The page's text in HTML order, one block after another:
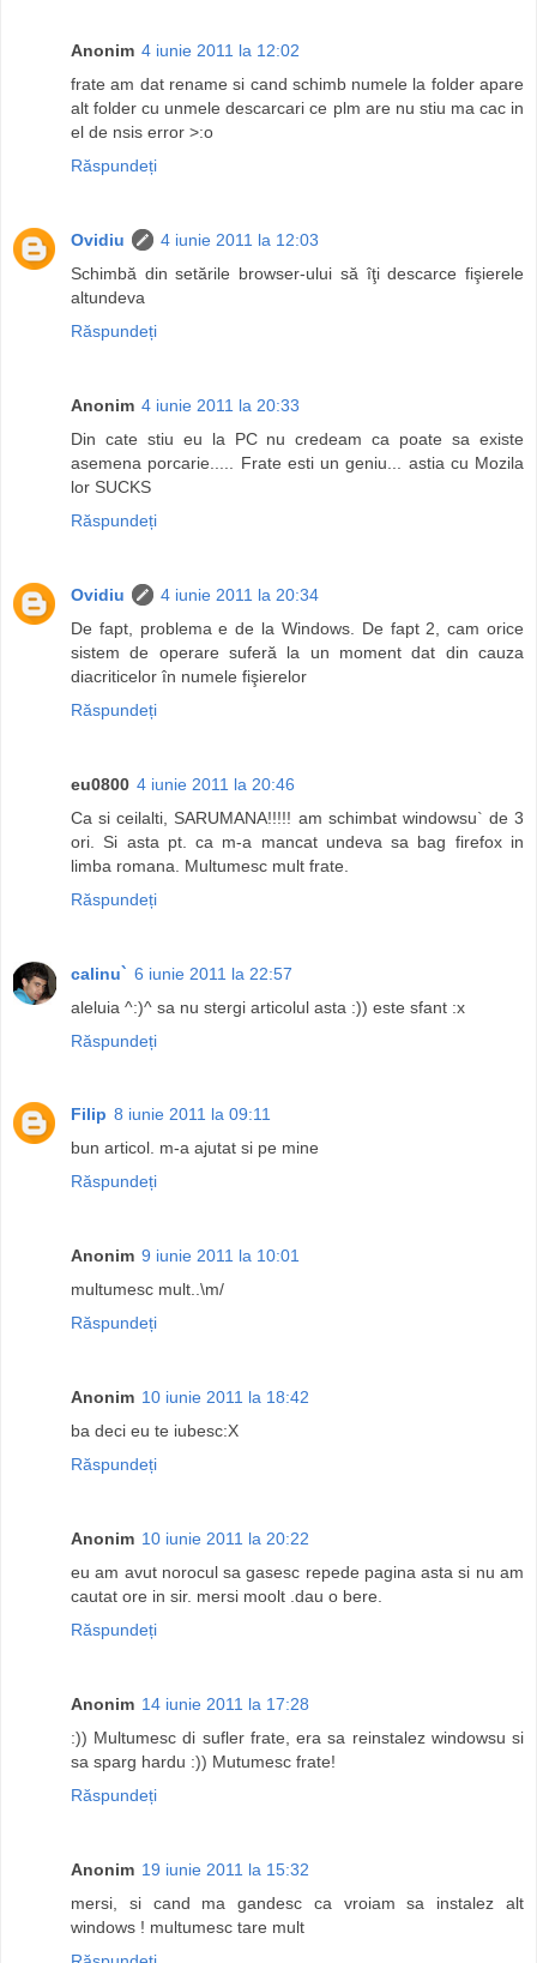
Anonim 4 iunie 2011 la 12:02
frate am dat rename si cand schimb numele la folder apare
alt folder cu unmele descarcari ce plm are nu stiu ma cac in
el de nsis error >:o
Răspundeți
Ovidiu
4 iunie 2011 la 12:03
Schimbă din setările browser-ului să îţi descarce fişierele
altundeva
Răspundeți
Anonim 4 iunie 2011 la 20:33
Din cate stiu eu la PC nu credeam ca poate sa existe
asemena porcarie..... Frate esti un geniu... astia cu Mozila
lor SUCKS
Răspundeți
Ovidiu
4 iunie 2011 la 20:34
De fapt, problema e de la Windows. De fapt 2, cam orice
sistem de operare suferă la un moment dat din cauza
diacriticelor în numele fişierelor
Răspundeți
eu0800 4 iunie 2011 la 20:46
Ca si ceilalti, SARUMANA!!!!! am schimbat windowsu` de 3
ori. Si asta pt. ca m-a mancat undeva sa bag firefox in
limba romana. Multumesc mult frate.
Răspundeți
calinu` 6 iunie 2011 la 22:57
aleluia ^:)^ sa nu stergi articolul asta :)) este sfant :x
Răspundeți
Filip 8 iunie 2011 la 09:11
bun articol. m-a ajutat si pe mine
Răspundeți
Anonim 9 iunie 2011 la 10:01
multumesc mult..\m/
Răspundeți
Anonim 10 iunie 2011 la 18:42
ba deci eu te iubesc:X
Răspundeți
Anonim 10 iunie 2011 la 20:22
eu am avut norocul sa gasesc repede pagina asta si nu am
cautat ore in sir. mersi moolt .dau o bere.
Răspundeți
Anonim 14 iunie 2011 la 17:28
:)) Multumesc di sufler frate, era sa reinstalez windowsu si
sa sparg hardu :)) Mutumesc frate!
Răspundeți
Anonim 19 iunie 2011 la 15:32
mersi, si cand ma gandesc ca vroiam sa instalez alt
windows ! multumesc tare mult